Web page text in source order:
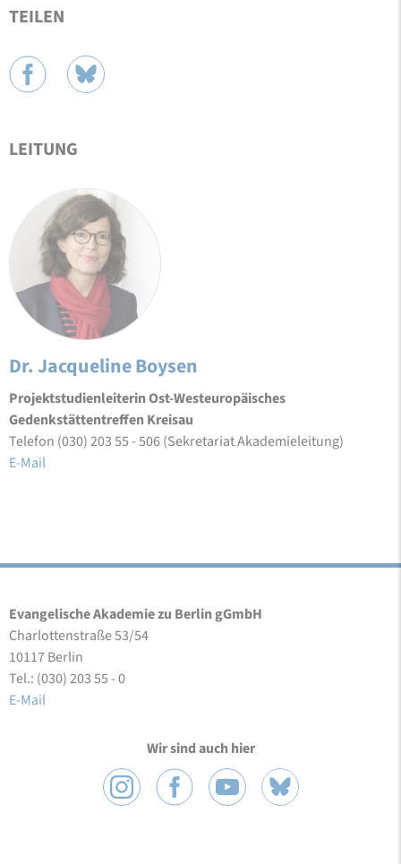
TEILEN
LEITUNG
Dr. Jacqueline Boysen
Projektstudienleiterin Ost-Westeuropäisches
Gedenkstättentreffen Kreisau
Telefon (030) 203 55 - 506 (Sekretariat Akademieleitung)
E-Mail
Evangelische Akademie zu Berlin gGmbH
Charlottenstraße 53/54
10117 Berlin
Tel.: (030) 203 55 - 0
E-Mail
Wir sind auch hier